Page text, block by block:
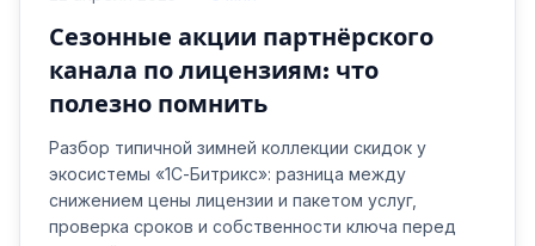
Сезонные акции партнёрского
канала по лицензиям: что
полезно помнить
Разбор типичной зимней коллекции скидок у
экосистемы «1С‑Битрикс»: разница между
снижением цены лицензии и пакетом услуг,
проверка сроков и собственности ключа перед